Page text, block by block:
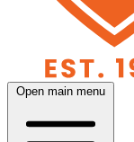
Open main menu